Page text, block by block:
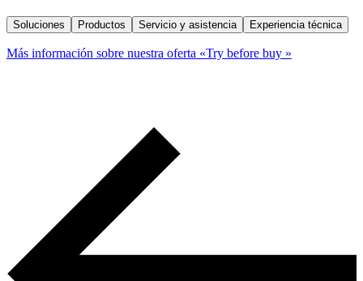
Soluciones Productos Servicio y asistencia Experiencia técnica
Más información sobre nuestra oferta «Try before buy »